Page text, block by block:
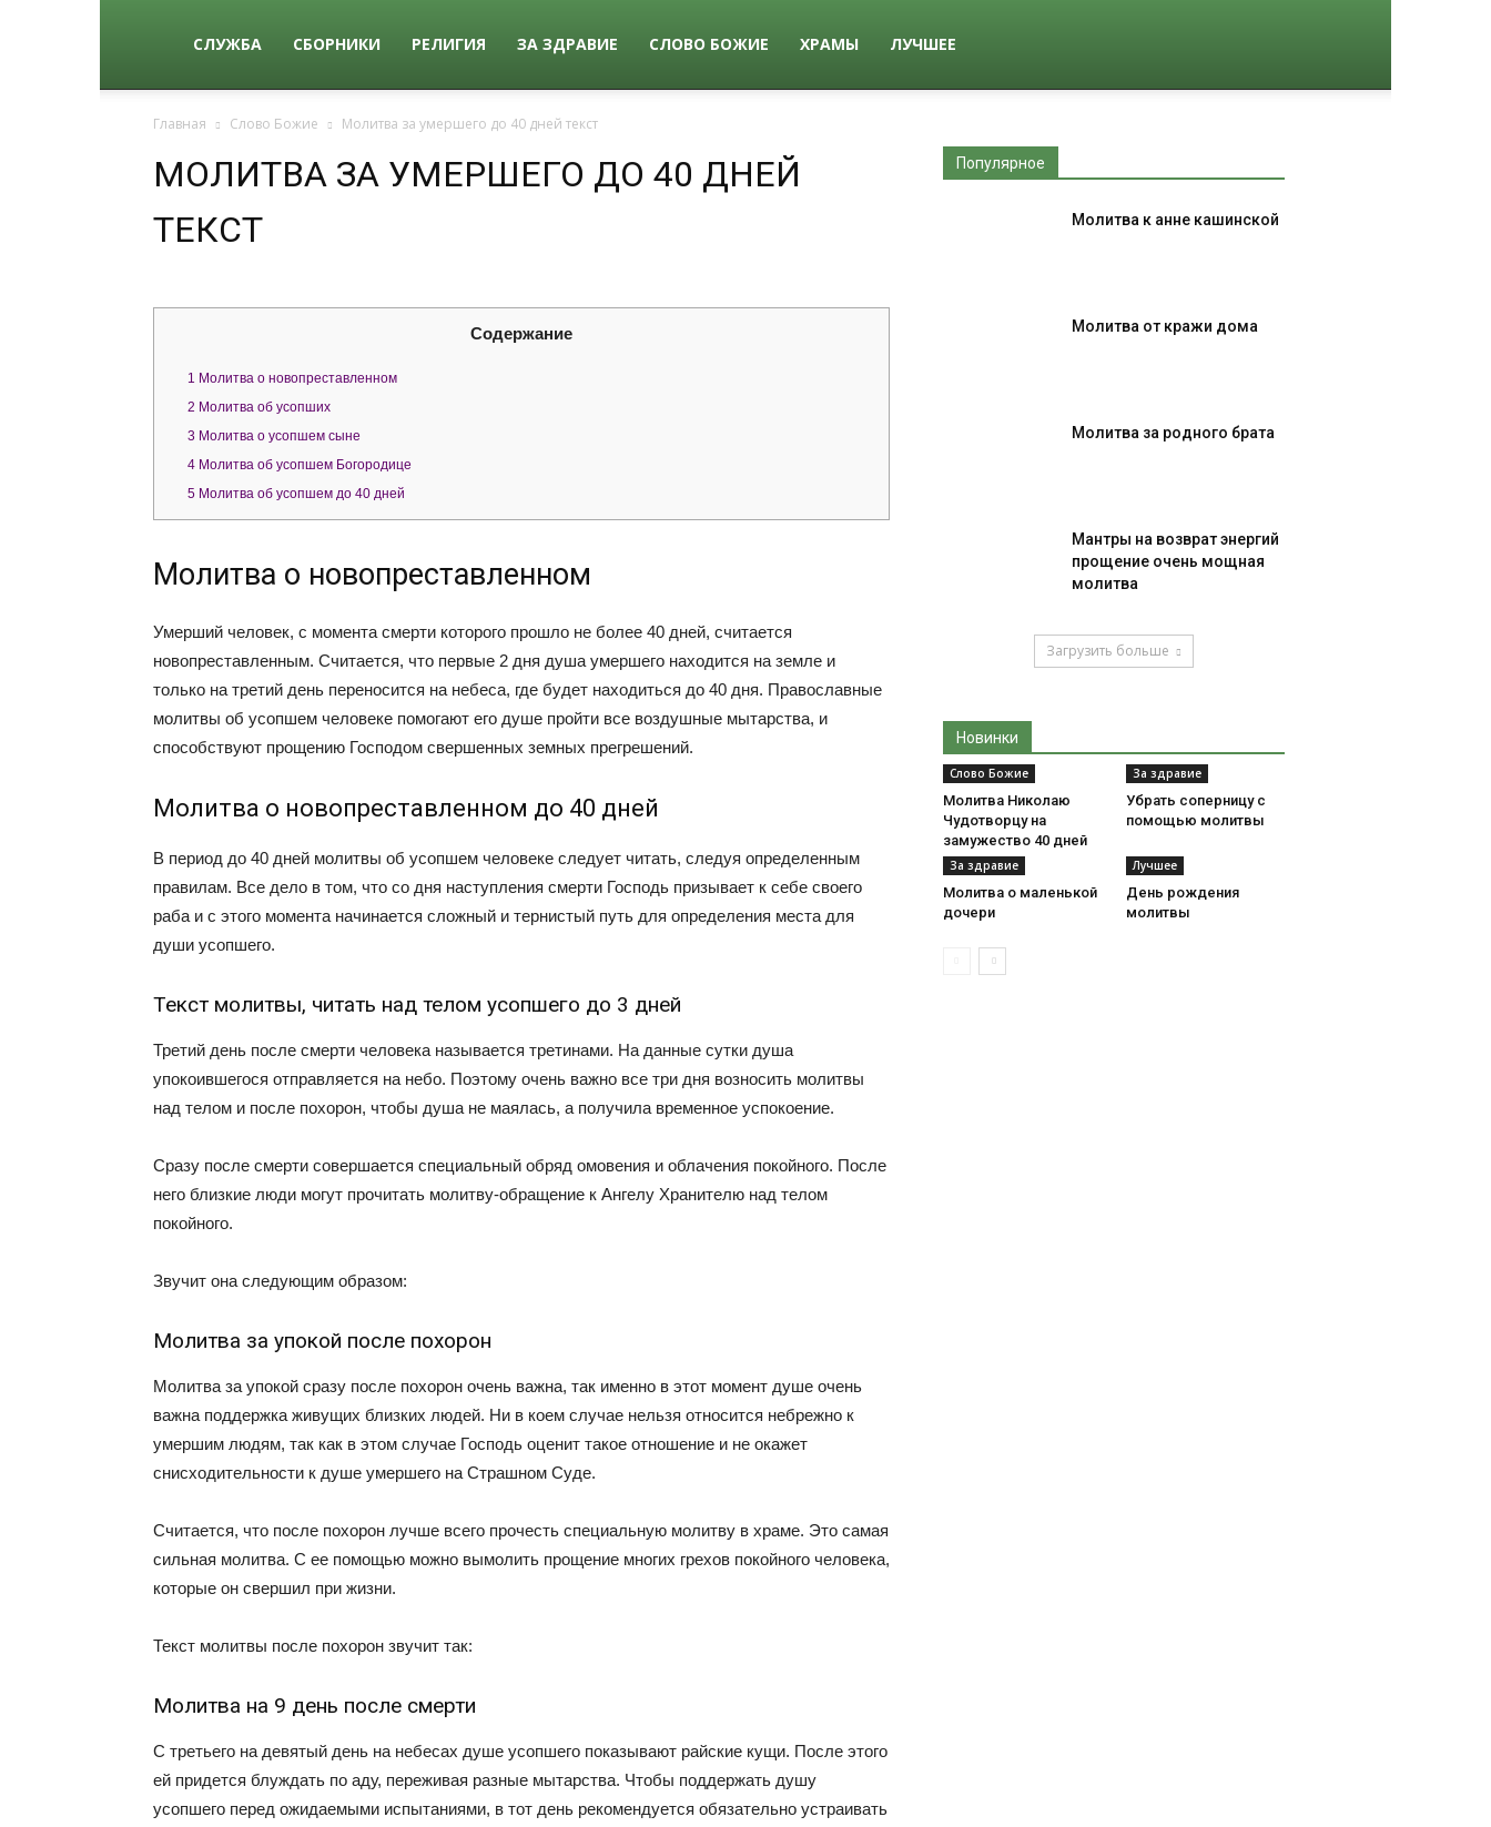
qkid.top
СЛУЖБА СБОРНИКИ РЕЛИГИЯ ЗА ЗДРАВИЕ СЛОВО БОЖИЕ ХРАМЫ ЛУЧШЕЕ
Главная Слово Божие Молитва за умершего до 40 дней текст
МОЛИТВА ЗА УМЕРШЕГО ДО 40 ДНЕЙ
ТЕКСТ
Содержание
1 Молитва о новопреставленном
2 Молитва об усопших
3 Молитва о усопшем сыне
4 Молитва об усопшем Богородице
5 Молитва об усопшем до 40 дней
Молитва о новопреставленном
Умерший человек, с момента смерти которого прошло не более 40 дней, считается
новопреставленным. Считается, что первые 2 дня душа умершего находится на земле и
только на третий день переносится на небеса, где будет находиться до 40 дня. Православные
молитвы об усопшем человеке помогают его душе пройти все воздушные мытарства, и
способствуют прощению Господом свершенных земных прегрешений.
Молитва о новопреставленном до 40 дней
В период до 40 дней молитвы об усопшем человеке следует читать, следуя определенным
правилам. Все дело в том, что со дня наступления смерти Господь призывает к себе своего
раба и с этого момента начинается сложный и тернистый путь для определения места для
души усопшего.
Текст молитвы, читать над телом усопшего до 3 дней
Третий день после смерти человека называется третинами. На данные сутки душа
упокоившегося отправляется на небо. Поэтому очень важно все три дня возносить молитвы
над телом и после похорон, чтобы душа не маялась, а получила временное успокоение.
Сразу после смерти совершается специальный обряд омовения и облачения покойного. После
него близкие люди могут прочитать молитву-обращение к Ангелу Хранителю над телом
покойного.
Звучит она следующим образом:
Молитва за упокой после похорон
Молитва за упокой сразу после похорон очень важна, так именно в этот момент душе очень
важна поддержка живущих близких людей. Ни в коем случае нельзя относится небрежно к
умершим людям, так как в этом случае Господь оценит такое отношение и не окажет
снисходительности к душе умершего на Страшном Суде.
Считается, что после похорон лучше всего прочесть специальную молитву в храме. Это самая
сильная молитва. С ее помощью можно вымолить прощение многих грехов покойного человека,
которые он свершил при жизни.
Текст молитвы после похорон звучит так:
Молитва на 9 день после смерти
С третьего на девятый день на небесах душе усопшего показывают райские кущи. После этого
ей придется блуждать по аду, переживая разные мытарства. Чтобы поддержать душу
усопшего перед ожидаемыми испытаниями, в тот день рекомендуется обязательно устраивать
Популярное
Молитва к анне кашинской
Молитва от кражи дома
Молитва за родного брата
Мантры на возврат энергий
прощение очень мощная
молитва
Загрузить больше
Новинки
Слово Божие
Молитва Николаю
Чудотворцу на
замужество 40 дней
За здравие
Убрать соперницу с
помощью молитвы
За здравие
Молитва о маленькой
дочери
Лучшее
День рождения
молитвы